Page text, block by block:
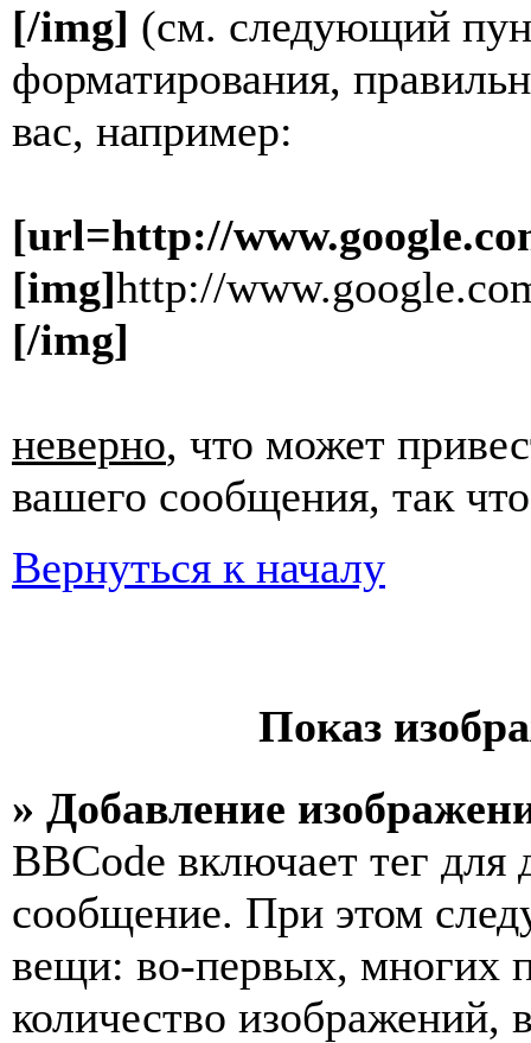
[/img] (см. следующий
форматирования,
вас, например:
[url=http://
[img]http://
[/img]
неверно, что может
вашего сообщения, так
Вернуться к началу
Показ
» Добавление
BBCode включает тег для
сообщение. При этом
вещи: во-первых, многих
количество